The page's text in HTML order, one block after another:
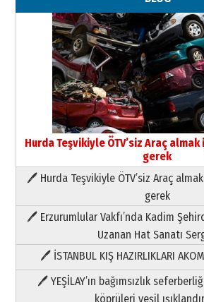
Hurda Teşvikiyle ÖTV’siz Araç
gerek
🖊 Hurda Teşvikiyle ÖTV’siz Araç
gerek
🖊 Erzurumlular Vakfı’nda Kadim
Uzanan Hat Sanatı
🖊 İSTANBUL KIŞ HAZIRLIKLARI
🖊 YEŞİLAY’ın bağımsızlık
köprüleri yeşil
Paranın Aile Kültüründeki Yeri
03 Ağustos 2026 Pazartesi
Yıldırım Gündoğdu
HAVVA’NIN ÜÇ KIZI
09 Temmuz 2026 Perşembe